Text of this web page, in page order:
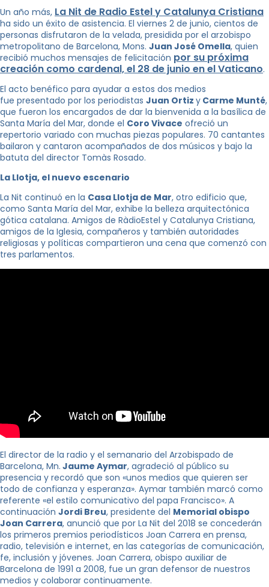
Un año más, La Nit de Radio Estel y Catalunya Cristiana
ha sido un éxito de asistencia. El viernes 2 de junio, cientos de
personas disfrutaron de la velada, presidida por el arzobispo
metropolitano de Barcelona, ​​Mons. Juan José Omella, quien
recibió muchos mensajes de felicitación por su próxima
creación como cardenal, el 28 de junio en el Vaticano.
El acto benéfico para ayudar a estos dos medios
fue presentado por los periodistas Juan Ortiz y Carme Munté,
que fueron los encargados de dar la bienvenida a la basílica de
Santa María del Mar, donde el Coro Vivace ofreció un
repertorio variado con muchas piezas populares. 70 cantantes
bailaron y cantaron acompañados de dos músicos y bajo la
batuta del director Tomàs Rosado.
La Llotja, el nuevo escenario
La Nit continuó en la Casa Llotja de Mar, otro edificio que,
como Santa María del Mar, exhibe la belleza arquitectónica
gótica catalana. Amigos de RàdioEstel y Catalunya Cristiana,
amigos de la Iglesia, compañeros y también autoridades
religiosas y políticas compartieron una cena que comenzó con
tres parlamentos.
El director de la radio y el semanario del Arzobispado de
Barcelona, ​​Mn. Jaume Aymar, agradeció al público su
presencia y recordó que son «unos medios que quieren ser
todo de confianza y esperanza». Aymar también marcó como
referente «el estilo comunicativo del papa Francisco». A
continuación Jordi Breu, presidente del Memorial obispo
Joan Carrera, anunció que por La Nit del 2018 se concederán
los primeros premios periodísticos Joan Carrera en prensa,
radio, televisión e internet, en las categorías de comunicación,
fe, inclusión y jóvenes. Joan Carrera, obispo auxiliar de
Barcelona de 1991 a 2008, fue un gran defensor de nuestros
medios y colaborar continuamente.